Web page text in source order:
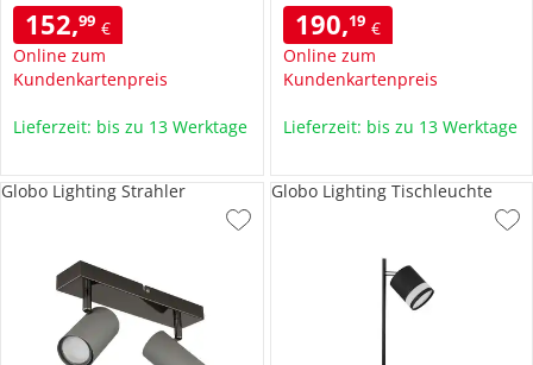
152,99 €
Online zum
Kundenkartenpreis
Lieferzeit: bis zu 13 Werktage
190,19 €
Online zum
Kundenkartenpreis
Lieferzeit: bis zu 13 Werktage
Globo Lighting Strahler Globo Lighting Tischleuchte